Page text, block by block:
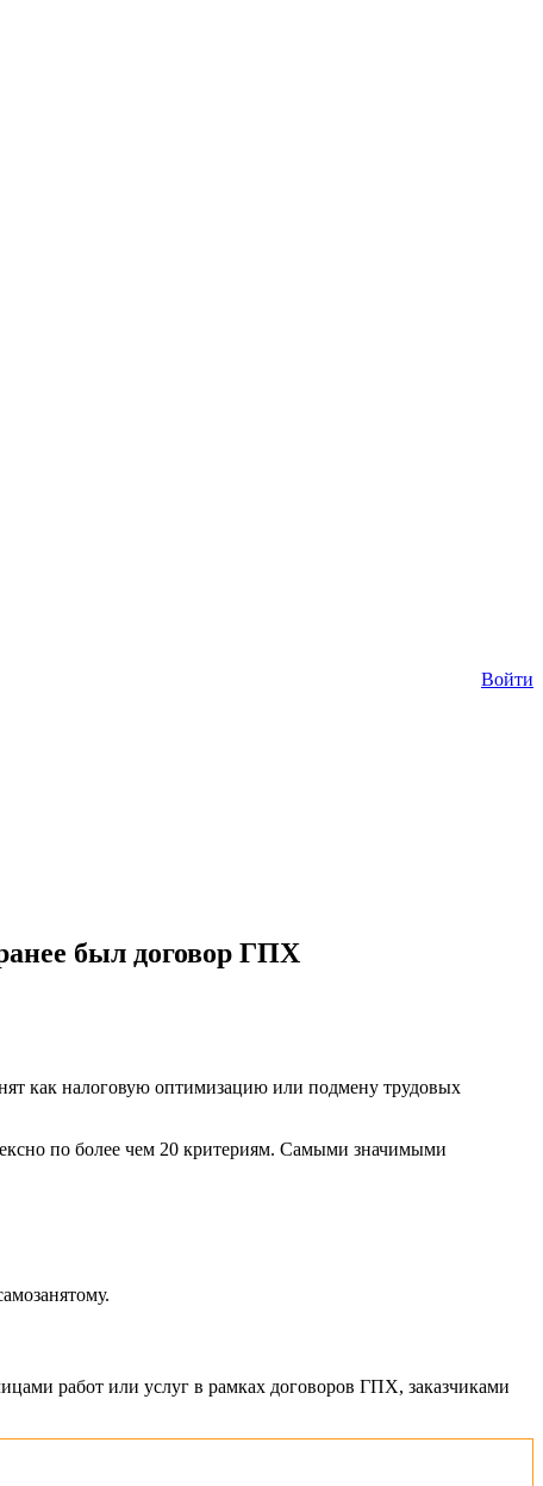
Войти
был договор ГПХ
как налоговую оптимизацию или подмену трудовых
по более чем 20 критериям. Самыми значимыми
работ или услуг в рамках договоров ГПХ, заказчиками